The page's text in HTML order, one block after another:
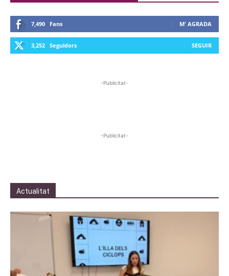
7,490 Fans M' AGRADA
3,252 Seguidors SEGUIR
-Publicitat-
-Publicitat-
Actualitat